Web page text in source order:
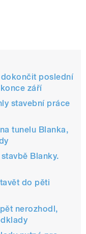
dokončit poslední
září
stavební práce
tunelu Blanka,
Blanky.
do pěti
nerozhodl,